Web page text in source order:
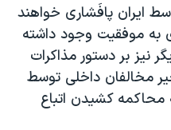
ايران پافَشاری خواهند
به موفقيت وجود داشته
نيز بر دستور مذاکرات
مخالفان داخلی توسط
کشيدن اتباع